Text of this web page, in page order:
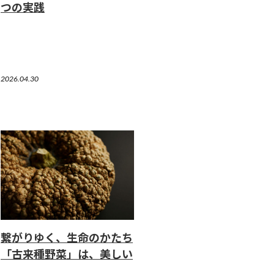
つの実践
2026.04.30
繋がりゆく、生命のかたち
「古来種野菜」は、美しい